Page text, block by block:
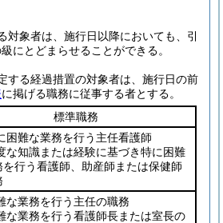
対象者は、施行日以降においても、引
にとどまらせることができる。
する経過措置の対象者は、施行日の前
に掲げる職務に従事する者とする。
標準職務
難な業務を行う主任看護師
知識または経験に基づき特に困難
を行う看護師、助産師または保健師
業務を行う主任の職務
業務を行う看護師長または室長の